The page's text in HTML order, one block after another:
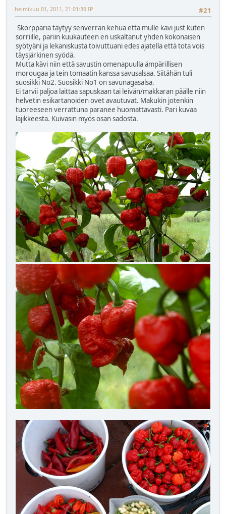
#21
helmikuu 01, 2011, 21:01:39 IP
Skorpparia täytyy senverran kehua että mulle kävi just kuten
sorriille, pariin kuukauteen en uskaltanut yhden kokonaisen
syötyäni ja lekaniskusta toivuttuani edes ajatella että tota vois
täysjärkinen syödä.
Mutta kävi niin että savustin omenapuulla ämpärillisen
morougaa ja tein tomaatin kanssa savusalsaa. Siitähän tuli
suosikki No2. Suosikki No1 on savunagasalsa.
Ei tarvii paljoa laittaa sapuskaan tai leivän/makkaran päälle niin
helvetin esikartanoiden ovet avautuvat. Makukin jotenkin
tuoreeseen verrattuna paranee huomattavasti. Pari kuvaa
lajikkeesta. Kuivasin myös osan sadosta.